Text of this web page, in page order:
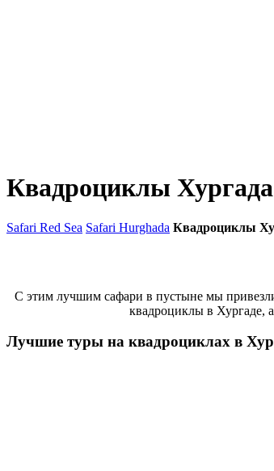
Квадроциклы Хургада
Safari Red Sea Safari Hurghada Квадроциклы
С этим лучшим сафари в пустыне мы
квадроциклы в Хургаде,
Лучшие туры на квадроциклах в